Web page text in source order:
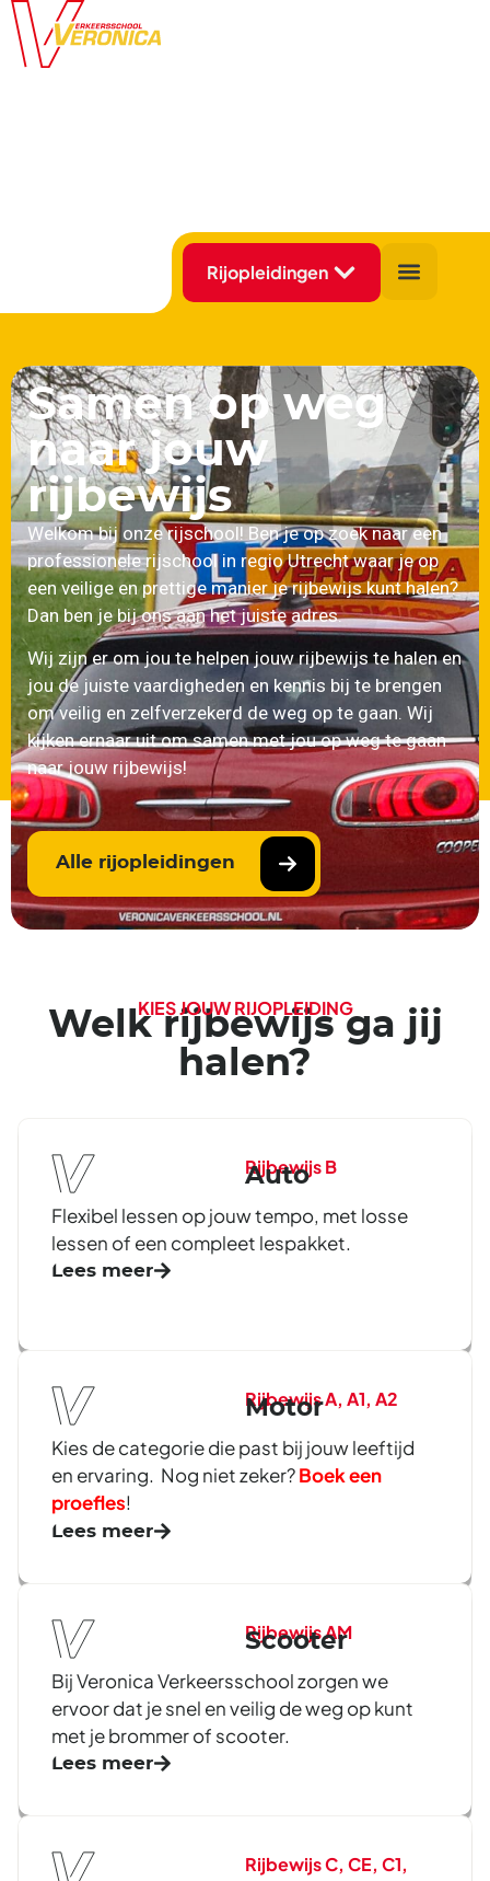
Samen op weg
naar jouw
rijbewijs
Welkom bij onze rijschool! Ben je op zoek naar een
professionele rijschool in regio Utrecht waar je op
een veilige en prettige manier je rijbewijs kunt halen?
Dan ben je bij ons aan het juiste adres.
Wij zijn er om jou te helpen jouw rijbewijs te halen en
jou de juiste vaardigheden en kennis bij te brengen
om veilig en zelfverzekerd de weg op te gaan. Wij
kijken ernaar uit om samen met jou op weg te gaan
naar jouw rijbewijs!
Alle rijopleidingen
Welk rijbewijs ga jij
halen?
KIES JOUW RIJOPLEIDING
Rijbewijs B
Auto
Flexibel lessen op jouw tempo, met losse
lessen of een compleet lespakket.
Lees meer
Rijbewijs A, A1, A2
Motor
Kies de categorie die past bij jouw leeftijd
en ervaring. Nog niet zeker?Boek een
proefles!
Lees meer
Rijbewijs AM
Scooter
Bij Veronica Verkeersschool zorgen we
ervoor dat je snel en veilig de weg op kunt
met je brommer of scooter.
Lees meer
Rijbewijs C, CE, C1,